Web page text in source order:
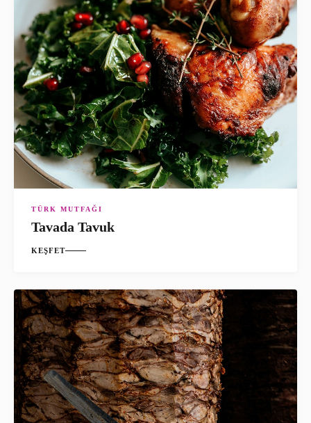
TÜRK MUTFAĞI
Tavada Tavuk
KEŞFET